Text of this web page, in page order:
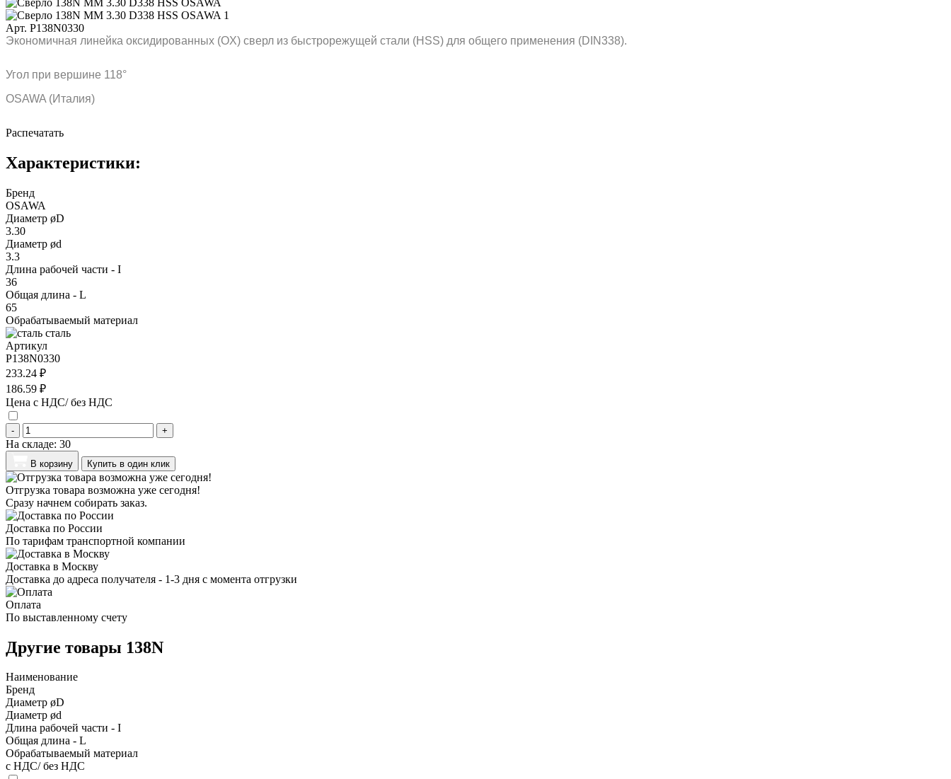
Арт. P138N0330
Экономичная линейка оксидированных (OX) сверл из быстрорежущей стали (HSS) для общего применения (DIN338).
Угол при вершине 118°
OSAWA (Италия)
Распечатать
Характеристики:
Бренд
OSAWA
Диаметр øD
3.30
Диаметр ød
3.3
Длина рабочей части - I
36
Общая длина - L
65
Обрабатываемый материал
сталь
Артикул
P138N0330
233.24 ₽
186.59 ₽
Цена с НДС/ без НДС
- +
На складе: 30
В корзину Купить в один клик
Отгрузка товара возможна уже сегодня!
Сразу начнем собирать заказ.
Доставка по России
По тарифам транспортной компании
Доставка в Москву
Доставка до адреса получателя - 1-3 дня с момента отгрузки
Оплата
По выставленному счету
Другие товары 138N
Наименование
Бренд
Диаметр øD
Диаметр ød
Длина рабочей части - I
Общая длина - L
Обрабатываемый материал
с НДС/ без НДС